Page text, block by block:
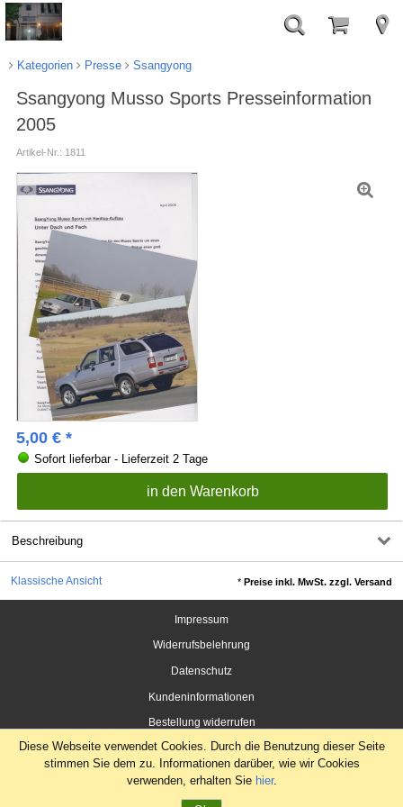
Kategorien Presse Ssangyong
Ssangyong Musso Sports Presseinformation
2005
Artikel-Nr.: 1811
5,00 €*
Sofort lieferbar - Lieferzeit 2 Tage
Beschreibung
Klassische Ansicht *Preise inkl. MwSt. zzgl. Versand
Impressum
Widerrufsbelehrung
Datenschutz
Kundeninformationen
Bestellung widerrufen
Diese Webseite verwendet Cookies. Durch die Benutzung dieser Seite
stimmen Sie dem zu. Informationen darüber, wie wir Cookies
verwenden, erhalten Sie hier.